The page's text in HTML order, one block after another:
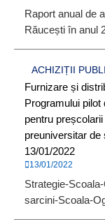
Raport anual de
Răucești în anul
ACHIZIȚII
Furnizare și
Programului
pentru
preuniversitar de
13/01/2022
13/01/2022
Strategie-
sarcini-Scoala-